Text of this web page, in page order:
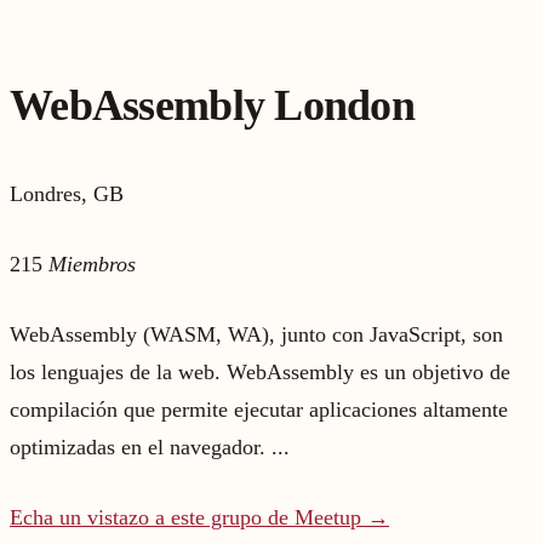
WebAssembly London
Londres, GB
215 Miembros
WebAssembly (WASM, WA), junto con JavaScript, son
los lenguajes de la web. WebAssembly es un objetivo de
compilación que permite ejecutar aplicaciones altamente
optimizadas en el navegador. ...
Echa un vistazo a este grupo de Meetup →